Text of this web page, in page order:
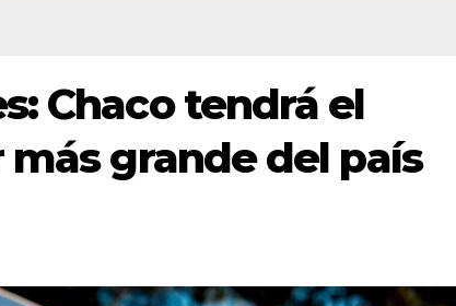
Chaco tendrá el
grande del país